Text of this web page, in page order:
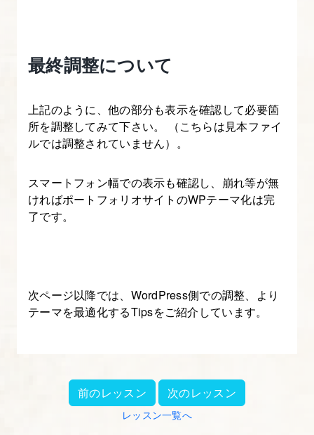
最終調整について
上記のように、他の部分も表示を確認して必要箇
所を調整してみて下さい。 （こちらは見本ファイ
ルでは調整されていません）。
スマートフォン幅での表示も確認し、崩れ等が無
ければポートフォリオサイトのWPテーマ化は完
了です。
次ページ以降では、WordPress側での調整、より
テーマを最適化するTipsをご紹介しています。
前のレッスン 次のレッスン
レッスン一覧へ